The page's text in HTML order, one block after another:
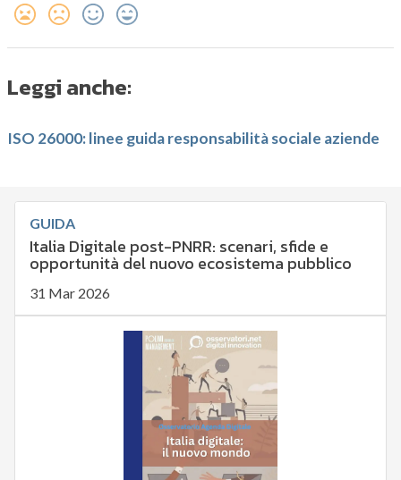
Leggi anche:
ISO 26000: linee guida responsabilità sociale aziende
GUIDA
Italia Digitale post-PNRR: scenari, sfide e
opportunità del nuovo ecosistema pubblico
31 Mar 2026